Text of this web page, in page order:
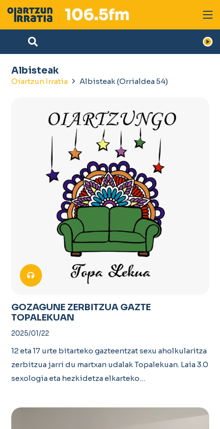
Albisteak
Oiartzun Irratia Albisteak (Orrialdea 54)
GOZAGUNE ZERBITZUA GAZTE
TOPALEKUAN
2025/01/22
12 eta 17 urte bitarteko gazteentzat sexu aholkularitza
zerbitzua jarri du martxan udalak Topalekuan. Laia 3.0
sexologia eta hezkidetza elkarteko…